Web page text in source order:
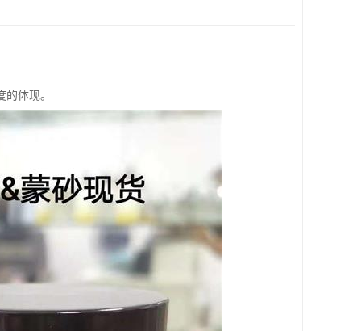
体现。